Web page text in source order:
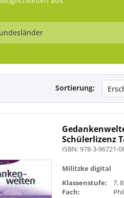
Sortierung:
Schülerlizenz
ISBN: 978-3-96721-
Militzke digital
Klassenstufe:
7,
Fach: